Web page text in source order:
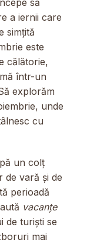
să
a iernii care
simțită
este
călătorie,
într-un
explorăm
unde
cu
un colț
de vară și de
perioadă
vacanțe
de turiști se
mai